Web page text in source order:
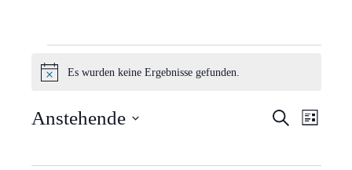
Veranstaltungen
Hinweis
Es wurden keine Ergebnisse gefunden.
SucheListe
Anstehende
wählen.